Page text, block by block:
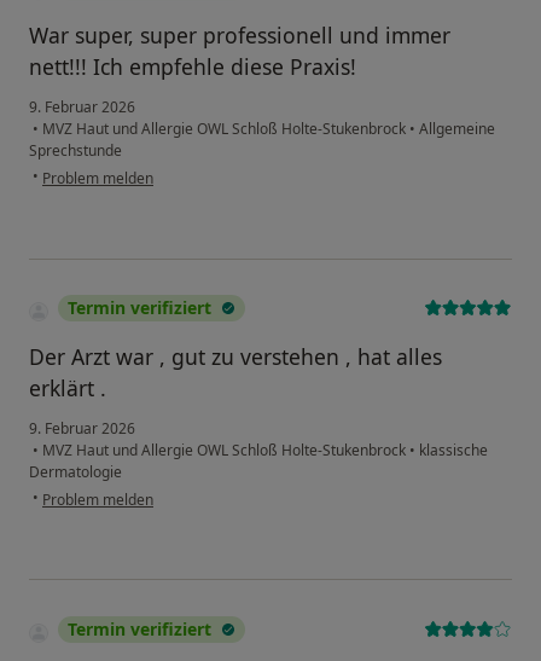
War super, super professionell und immer
nett!!! Ich empfehle diese Praxis!
9. Februar 2026
• MVZ Haut und Allergie OWL Schloß Holte-Stukenbrock • Allgemeine
Sprechstunde
• Problem melden
Termin verifiziert
Der Arzt war , gut zu verstehen , hat alles
erklärt .
9. Februar 2026
• MVZ Haut und Allergie OWL Schloß Holte-Stukenbrock • klassische
Dermatologie
• Problem melden
Termin verifiziert